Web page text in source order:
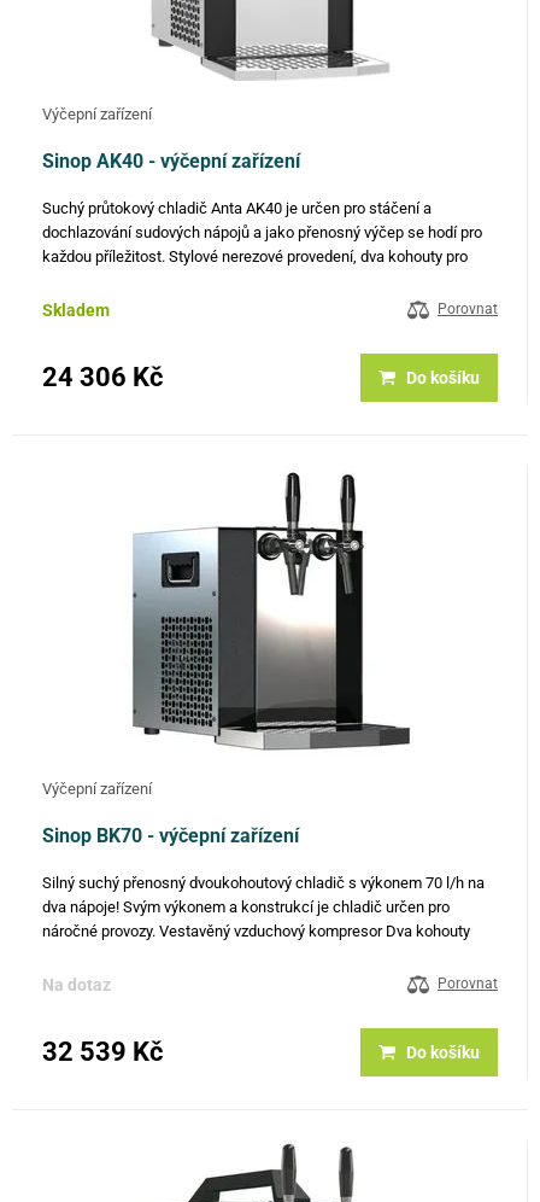
Výčepní zařízení
Sinop AK40 - výčepní zařízení
Suchý průtokový chladič Anta AK40 je určen pro stáčení a
dochlazování sudových nápojů a jako přenosný výčep se hodí pro
každou příležitost. Stylové nerezové provedení, dva kohouty pro
Skladem Porovnat
24 306 Kč Do košíku
Výčepní zařízení
Sinop BK70 - výčepní zařízení
Silný suchý přenosný dvoukohoutový chladič s výkonem 70 l/h na
dva nápoje! Svým výkonem a konstrukcí je chladič určen pro
náročné provozy. Vestavěný vzduchový kompresor Dva kohouty
Na dotaz Porovnat
32 539 Kč Do košíku